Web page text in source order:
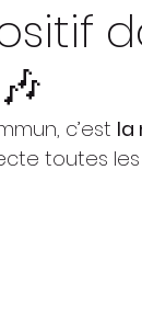
c’est la
toutes les